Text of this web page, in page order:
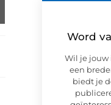
Word
Wil je jouw
een
biedt je